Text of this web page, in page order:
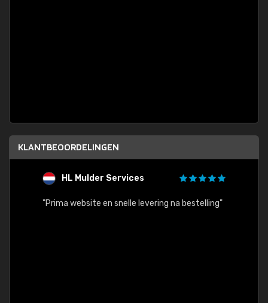
KLANTBEOORDELINGEN
HL Mulder Services
"Prima website en snelle levering na bestelling"